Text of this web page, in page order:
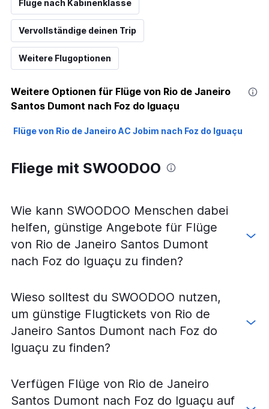
Flüge nach Kabinenklasse
Vervollständige deinen Trip
Weitere Flugoptionen
Weitere Optionen für Flüge von Rio de Janeiro
Santos Dumont nach Foz do Iguaçu
Flüge von Rio de Janeiro AC Jobim nach Foz do Iguaçu
Fliege mit SWOODOO
Wie kann SWOODOO Menschen dabei
helfen, günstige Angebote für Flüge
von Rio de Janeiro Santos Dumont
nach Foz do Iguaçu zu finden?
Wieso solltest du SWOODOO nutzen,
um günstige Flugtickets von Rio de
Janeiro Santos Dumont nach Foz do
Iguaçu zu finden?
Verfügen Flüge von Rio de Janeiro
Santos Dumont nach Foz do Iguaçu auf